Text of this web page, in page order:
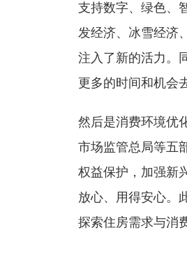
支持数字、绿色、
发经济、冰雪经济
注入了新的活力。
更多的时间和机会
然后是消费环境优
市场监管总局等五
权益保护，加强新
放心、用得安心。
探索住房需求与消